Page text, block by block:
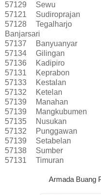
57129
Sewu
57121
Sudiroprajan
57128
Tegalharjo
Banjarsari
57137
Banyuanyar
57134
Gilingan
57136
Kadipiro
57131
Keprabon
57133
Kestalan
57132
Ketelan
57139
Manahan
57139
Mangkubumen
57135
Nusukan
57132
Punggawan
57139
Setabelan
57138
Sumber
57131
Timuran
Armada Buang